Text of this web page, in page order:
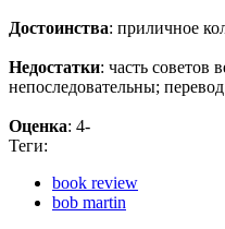
Достоинства: приличное
Недостатки: часть советов
непоследовательны;
Оценка: 4-
Теги:
book review
bob martin